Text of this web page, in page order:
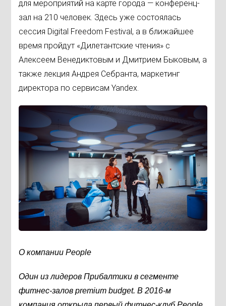
для мероприятий на карте города — конференц-
зал на 210 человек. Здесь уже состоялась
сессия Digital Freedom Festival, а в ближайшее
время пройдут «Дилетантские чтения» с
Алексеем Венедиктовым и Дмитрием Быковым, а
также лекция Андрея Себранта, маркетинг
директора по сервисам Yandex.
О компании People
Один из лидеров Прибалтики в сегменте
фитнес-залов premium budget. В 2016-м